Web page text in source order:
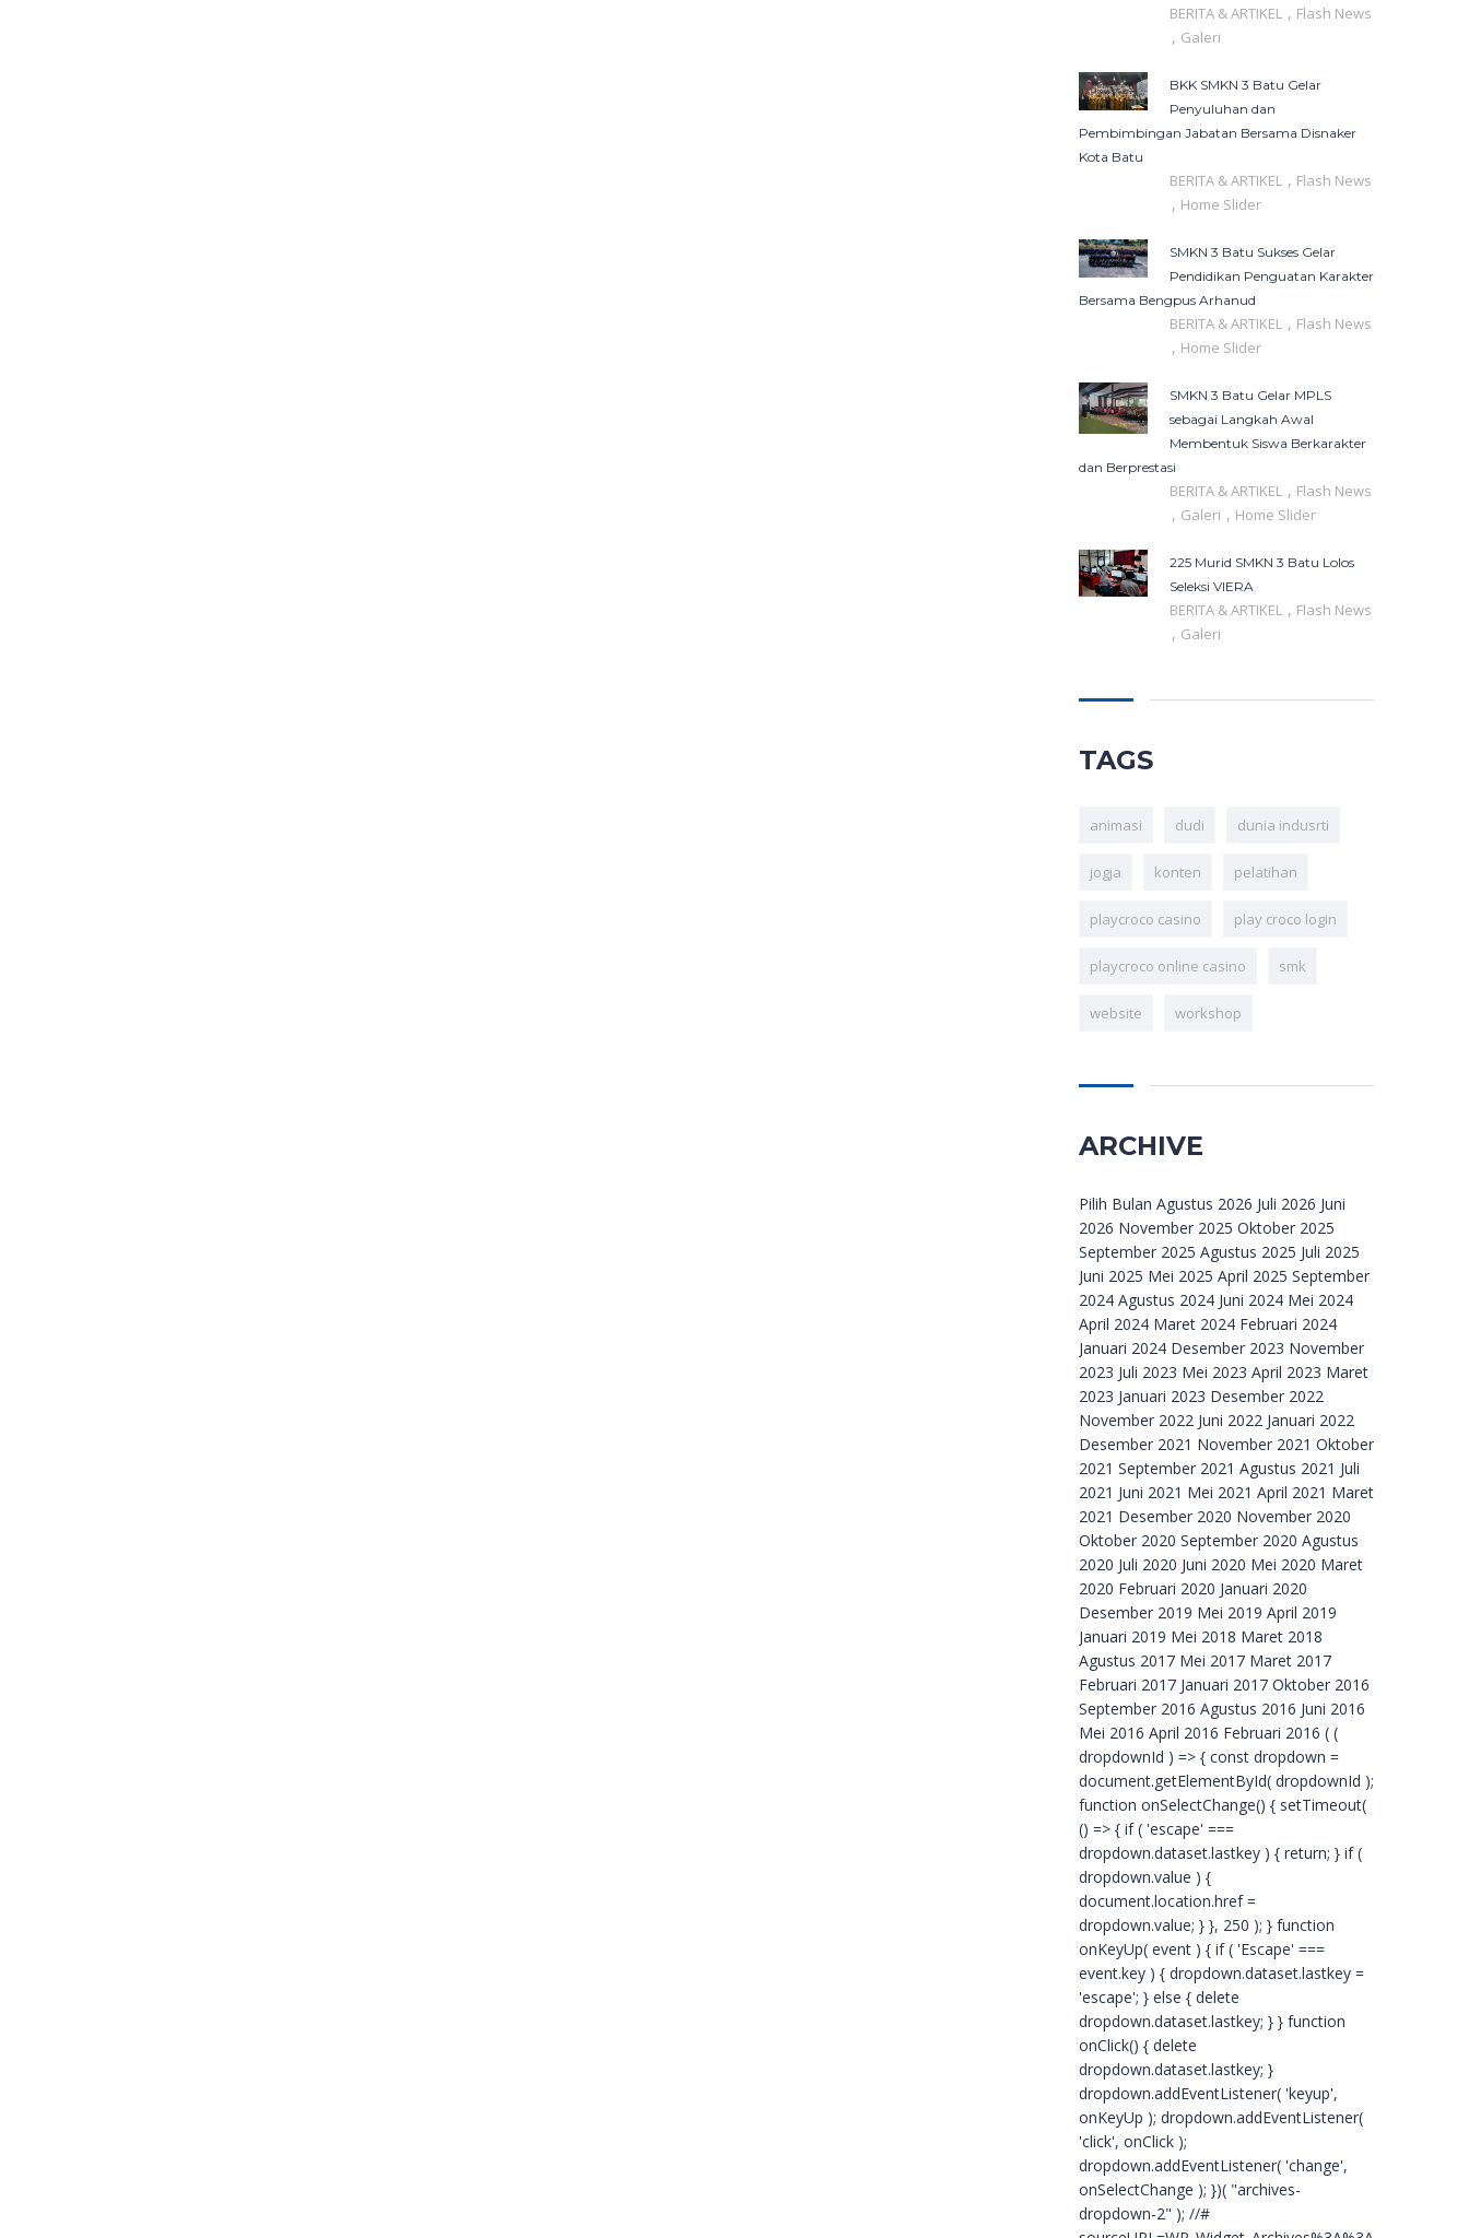
BERITA & ARTIKEL , Flash News
, Galeri
BKK SMKN 3 Batu Gelar
Penyuluhan dan
Pembimbingan Jabatan Bersama Disnaker
Kota Batu
BERITA & ARTIKEL , Flash News
, Home Slider
SMKN 3 Batu Sukses Gelar
Pendidikan Penguatan Karakter
Bersama Bengpus Arhanud
BERITA & ARTIKEL , Flash News
, Home Slider
SMKN 3 Batu Gelar MPLS
sebagai Langkah Awal
Membentuk Siswa Berkarakter
dan Berprestasi
BERITA & ARTIKEL , Flash News
, Galeri , Home Slider
225 Murid SMKN 3 Batu Lolos
Seleksi VIERA
BERITA & ARTIKEL , Flash News
, Galeri
TAGS
animasi dudi dunia indusrti
jogja konten pelatihan
playcroco casino play croco login
playcroco online casino smk
website workshop
ARCHIVE
Archive
Pilih Bulan Agustus 2026 Juli 2026 Juni
2026 November 2025 Oktober 2025
September 2025 Agustus 2025 Juli 2025
Juni 2025 Mei 2025 April 2025 September
2024 Agustus 2024 Juni 2024 Mei 2024
April 2024 Maret 2024 Februari 2024
Januari 2024 Desember 2023 November
2023 Juli 2023 Mei 2023 April 2023 Maret
2023 Januari 2023 Desember 2022
November 2022 Juni 2022 Januari 2022
Desember 2021 November 2021 Oktober
2021 September 2021 Agustus 2021 Juli
2021 Juni 2021 Mei 2021 April 2021 Maret
2021 Desember 2020 November 2020
Oktober 2020 September 2020 Agustus
2020 Juli 2020 Juni 2020 Mei 2020 Maret
2020 Februari 2020 Januari 2020
Desember 2019 Mei 2019 April 2019
Januari 2019 Mei 2018 Maret 2018
Agustus 2017 Mei 2017 Maret 2017
Februari 2017 Januari 2017 Oktober 2016
September 2016 Agustus 2016 Juni 2016
Mei 2016 April 2016 Februari 2016 ( (
dropdownId ) => { const dropdown =
document.getElementById( dropdownId );
function onSelectChange() { setTimeout(
() => { if ( 'escape' ===
dropdown.dataset.lastkey ) { return; } if (
dropdown.value ) {
document.location.href =
dropdown.value; } }, 250 ); } function
onKeyUp( event ) { if ( 'Escape' ===
event.key ) { dropdown.dataset.lastkey =
'escape'; } else { delete
dropdown.dataset.lastkey; } } function
onClick() { delete
dropdown.dataset.lastkey; }
dropdown.addEventListener( 'keyup',
onKeyUp ); dropdown.addEventListener(
'click', onClick );
dropdown.addEventListener( 'change',
onSelectChange ); })( "archives-
dropdown-2" ); //#